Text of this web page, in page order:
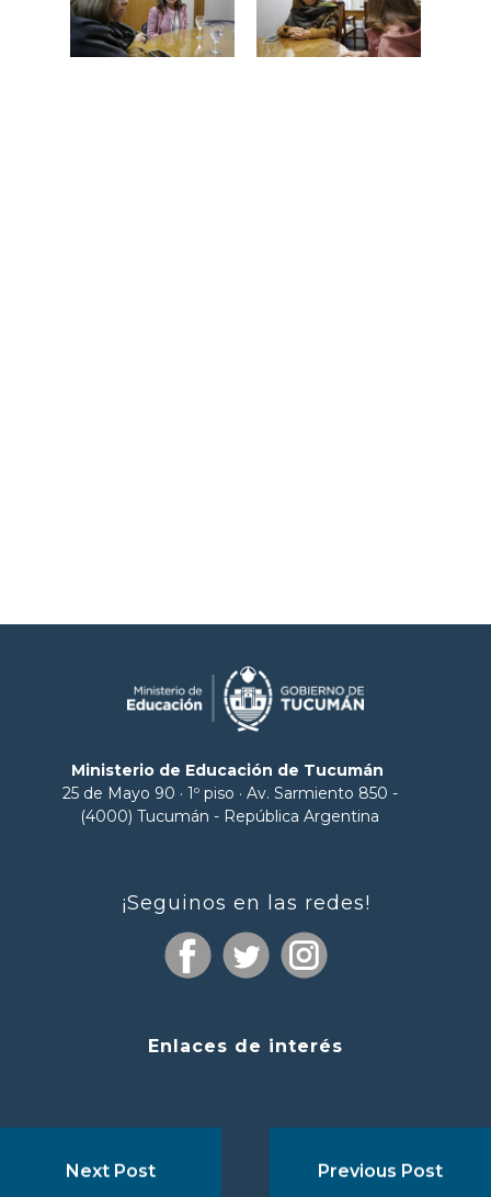
Ministerio de Educación de Tucumán
25 de Mayo 90 · 1º piso · Av. Sarmiento 850 -
(4000) Tucumán - República Argentina
¡Seguinos en las redes!
Enlaces de interés
Previous Post
Next Post